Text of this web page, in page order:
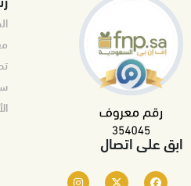
ابق على اتصال